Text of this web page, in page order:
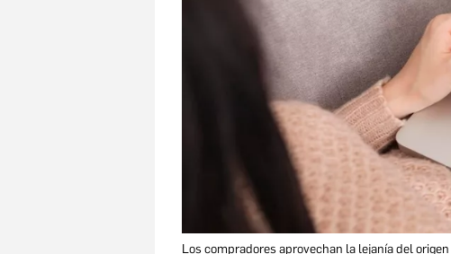
Los compradores aprovechan la lejanía del